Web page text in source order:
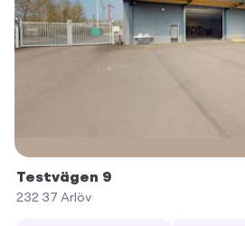
Testvägen 9
232 37 Arlöv